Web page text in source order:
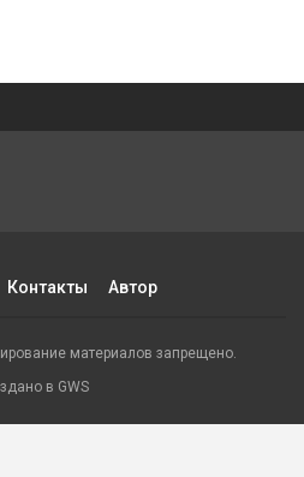
Контакты Автор
материалов запрещено.
в GWS